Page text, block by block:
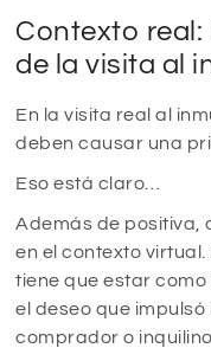
Contexto real:
de la visita al
En la visita real al
deben causar una
Eso está claro…
Además de positiva,
en el contexto
tiene que estar
el deseo que
comprador o